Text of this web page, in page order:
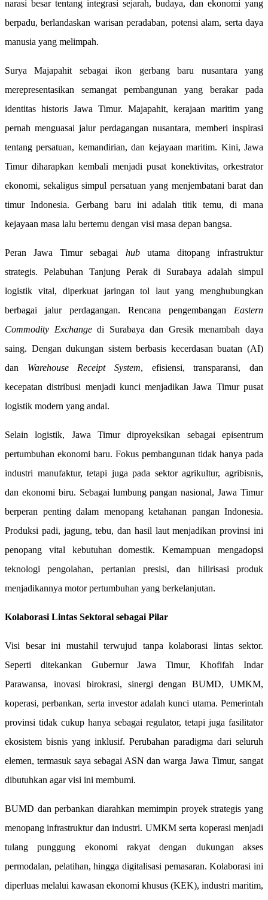
narasi besar tentang integrasi sejarah, budaya, dan ekonomi yang
berpadu, berlandaskan warisan peradaban, potensi alam, serta daya
manusia yang melimpah.
Surya Majapahit sebagai ikon gerbang baru nusantara yang
merepresentasikan semangat pembangunan yang berakar pada
identitas historis Jawa Timur. Majapahit, kerajaan maritim yang
pernah menguasai jalur perdagangan nusantara, memberi inspirasi
tentang persatuan, kemandirian, dan kejayaan maritim. Kini, Jawa
Timur diharapkan kembali menjadi pusat konektivitas, orkestrator
ekonomi, sekaligus simpul persatuan yang menjembatani barat dan
timur Indonesia. Gerbang baru ini adalah titik temu, di mana
kejayaan masa lalu bertemu dengan visi masa depan bangsa.
Peran Jawa Timur sebagai hubutama ditopang infrastruktur
strategis. Pelabuhan Tanjung Perak di Surabaya adalah simpul
logistik vital, diperkuat jaringan tol laut yang menghubungkan
berbagai jalur perdagangan. Rencana pengembangan Eastern
Commodity Exchangedi Surabaya dan Gresik menambah daya
saing. Dengan dukungan sistem berbasis kecerdasan buatan (AI)
dan Warehouse Receipt System, efisiensi, transparansi, dan
kecepatan distribusi menjadi kunci menjadikan Jawa Timur pusat
logistik modern yang andal.
Selain logistik, Jawa Timur diproyeksikan sebagai episentrum
pertumbuhan ekonomi baru. Fokus pembangunan tidak hanya pada
industri manufaktur, tetapi juga pada sektor agrikultur, agribisnis,
dan ekonomi biru. Sebagai lumbung pangan nasional, Jawa Timur
berperan penting dalam menopang ketahanan pangan Indonesia.
Produksi padi, jagung, tebu, dan hasil laut menjadikan provinsi ini
penopang vital kebutuhan domestik. Kemampuan mengadopsi
teknologi pengolahan, pertanian presisi, dan hilirisasi produk
menjadikannya motor pertumbuhan yang berkelanjutan.
Kolaborasi Lintas Sektoral sebagai Pilar
Visi besar ini mustahil terwujud tanpa kolaborasi lintas sektor.
Seperti ditekankan Gubernur Jawa Timur, Khofifah Indar
Parawansa, inovasi birokrasi, sinergi dengan BUMD, UMKM,
koperasi, perbankan, serta investor adalah kunci utama. Pemerintah
provinsi tidak cukup hanya sebagai regulator, tetapi juga fasilitator
ekosistem bisnis yang inklusif. Perubahan paradigma dari seluruh
elemen, termasuk saya sebagai ASN dan warga Jawa Timur, sangat
dibutuhkan agar visi ini membumi.
BUMD dan perbankan diarahkan memimpin proyek strategis yang
menopang infrastruktur dan industri. UMKM serta koperasi menjadi
tulang punggung ekonomi rakyat dengan dukungan akses
permodalan, pelatihan, hingga digitalisasi pemasaran. Kolaborasi ini
diperluas melalui kawasan ekonomi khusus (KEK), industri maritim,